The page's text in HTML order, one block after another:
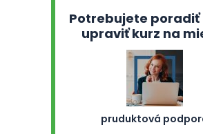
Potrebujete poradiť
upraviť kurz na
pruduktová